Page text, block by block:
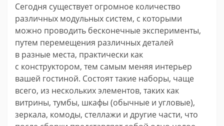
Сегодня существует огромное количество
различных модульных систем, с которыми
можно проводить бесконечные эксперименты,
путем перемещения различных деталей
в разные места, практически как
с конструктором, тем самым меняя интерьер
вашей гостиной. Состоят такие наборы, чаще
всего, из нескольких элементов, таких как
витрины, тумбы, шкафы (обычные и угловые),
зеркала, комоды, стеллажи и другие части, что